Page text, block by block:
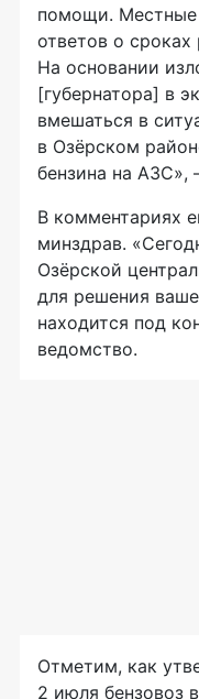
помощи. Местные
ответов о
На основании
[губернатора] в
вмешаться в
в Озёрском
бензина на
В комментариях
минздрав.
Озёрской
для решения
находится под
ведомство.
Отметим, как
2 июля бензовоз